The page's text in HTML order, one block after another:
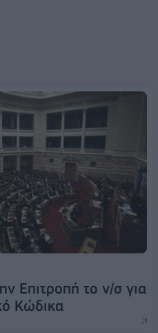
Eπιτροπή το ν/σ για
Κώδικα